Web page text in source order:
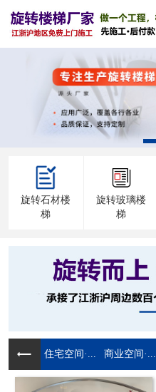
旋转石材楼
梯
旋转玻璃楼
梯
住宅空间·... 商业空间·...